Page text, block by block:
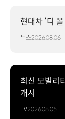
현대차 ‘디
뉴스2026.08.06
최신 모빌리
개시
TV2026.08.05